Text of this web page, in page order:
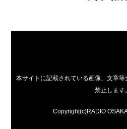
本サイトに記載されている画像、文章
禁止します。
Copyright(c)RADIO